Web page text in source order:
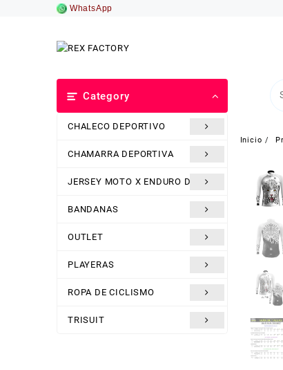
WhatsApp
Category
CHALECO DEPORTIVO
CHAMARRA DEPORTIVA
JERSEY MOTO X ENDURO DH
BANDANAS
OUTLET
PLAYERAS
ROPA DE CICLISMO
TRISUIT
Inicio